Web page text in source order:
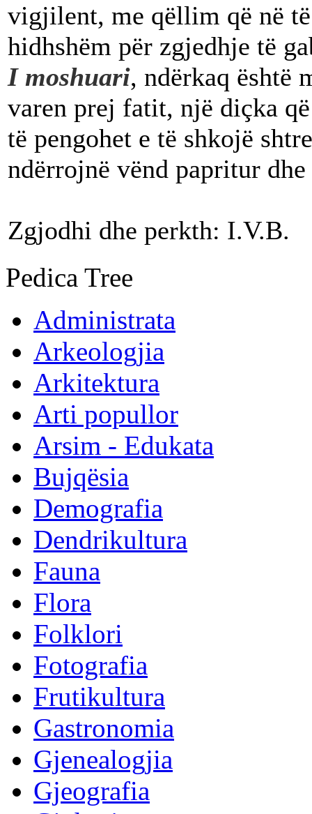
vigjilent, me qëllim që në
hidhshëm për zgjedhje të
I moshuari, ndërkaq është
varen prej fatit, një diçka
të pengohet e të shkojë
ndërrojnë vënd papritur dhe
Zgjodhi dhe perkth: I.V.B.
Pedica Tree
Administrata
Arkeologjia
Arkitektura
Arti popullor
Arsim - Edukata
Bujqësia
Demografia
Dendrikultura
Fauna
Flora
Folklori
Fotografia
Frutikultura
Gastronomia
Gjenealogjia
Gjeografia